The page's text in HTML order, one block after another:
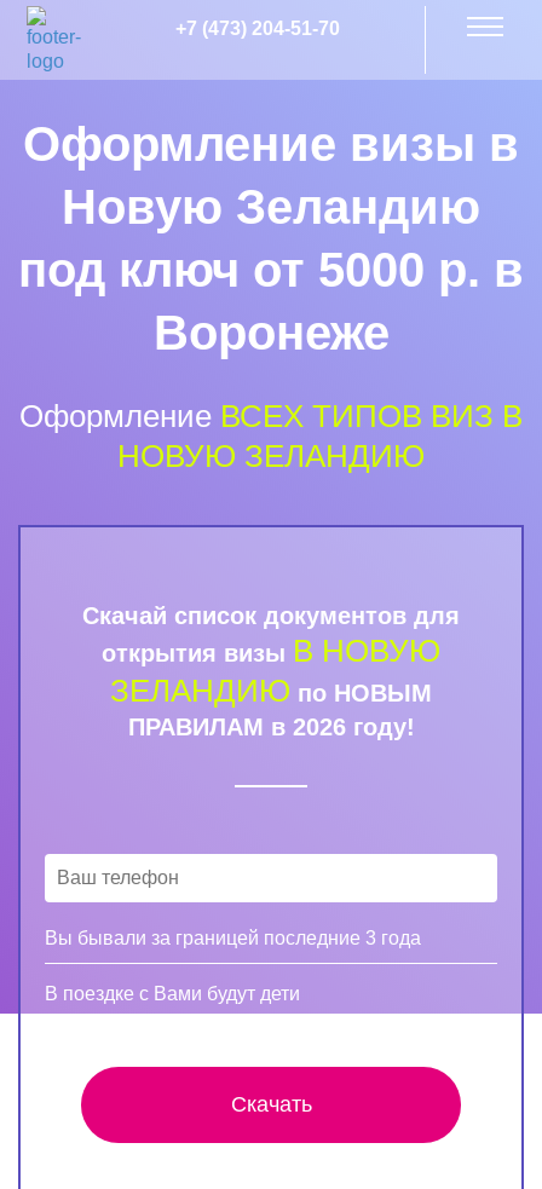
+7 (473) 204-51-70
Оформление визы в
Новую Зеландию
под ключ от 5000 р. в
Воронеже
Оформление ВСЕХ ТИПОВ ВИЗ В
НОВУЮ ЗЕЛАНДИЮ
Скачай список документов для
открытия визы В НОВУЮ
ЗЕЛАНДИЮ по НОВЫМ
ПРАВИЛАМ в 2026 году!
Вы бывали за границей последние 3 года
В поездке с Вами будут дети
Скачать